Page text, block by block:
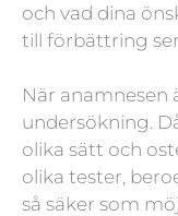
och vad dina
till förbättring
När anamnesen
undersökning.
olika sätt och
olika tester,
så säker som